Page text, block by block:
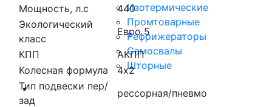
Изотермические
Промтоварные
Рефрижераторы
Самосвалы
Шторные
Коммерческие авто
Мощность, л.с
440
Экологический
класс
Евро 5
КПП
АКПП
Колесная формула
4х2
Тип подвески пер/
зад
рессорная/пневмо